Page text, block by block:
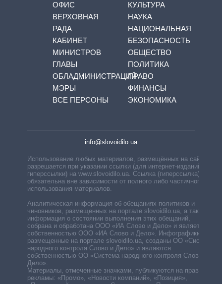
ОФИС
ВЕРХОВНАЯ
РАДА
КАБИНЕТ
МИНИСТРОВ
ГЛАВЫ
ОБЛАДМИНИСТРАЦИЙ
МЭРЫ
ВСЕ ПЕРСОНЫ
КУЛЬТУРА
НАУКА
НАЦИОНАЛЬНАЯ
БЕЗОПАСНОСТЬ
ОБЩЕСТВО
ПОЛИТИКА
ПРАВО
ФИНАНСЫ
ЭКОНОМИКА
info@slovoidilo.ua
Использование любых материалов, размещённых на сайте,
разрешается при указании ссылки (для интернет-изданий —
гиперссылки) на www.slovoidilo.ua. Ссылка (гиперссылка)
обязательна вне зависимости от полного либо частичного
использования материалов.
Аналитическая информация об обещаниях политиков и
чиновников, размещенных на портале slovoidilo.ua, а также
информация о состоянии выполнения этих обещаний,
собрана и обработана ООО «ИА Слово и Дело» и является
собственностью ООО «ИА Слово и Дело». Инфографики,
размещенные на портале slovoidilo.ua, созданы ОО «Система
народного контроля Слово и Дело» и являются
собственностью ОО «Система народного контроля Слово и
Дело».
Материалы, отмеченные значками, публикуются на правах
рекламы: «Промо», «Новости компаний», «Позиция»,